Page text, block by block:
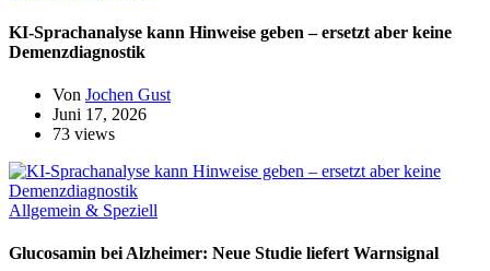
KI-Sprachanalyse kann Hinweise geben – ersetzt aber keine
Demenzdiagnostik
Von Jochen Gust
Juni 17, 2026
73 views
Allgemein & Speziell
Glucosamin bei Alzheimer: Neue Studie liefert Warnsignal